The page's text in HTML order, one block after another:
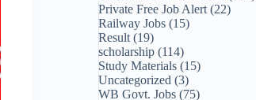
Private Free Job Alert (22)
Railway Jobs (15)
Result (19)
scholarship (114)
Study Materials (15)
Uncategorized (3)
WB Govt. Jobs (75)